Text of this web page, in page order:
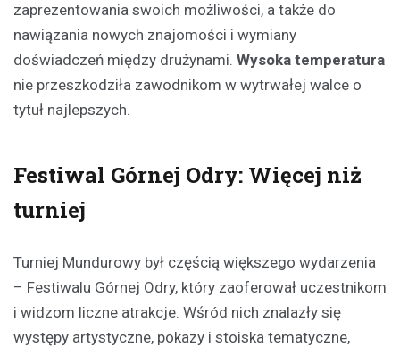
zaprezentowania swoich możliwości, a także do
nawiązania nowych znajomości i wymiany
doświadczeń między drużynami. Wysoka temperatura
nie przeszkodziła zawodnikom w wytrwałej walce o
tytuł najlepszych.
Festiwal Górnej Odry: Więcej niż
turniej
Turniej Mundurowy był częścią większego wydarzenia
– Festiwalu Górnej Odry, który zaoferował uczestnikom
i widzom liczne atrakcje. Wśród nich znalazły się
występy artystyczne, pokazy i stoiska tematyczne,